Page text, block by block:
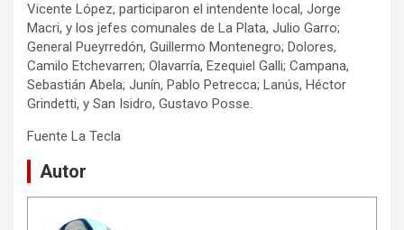
Vicente López, participaron el intendente local, Jorge
Macri, y los jefes comunales de La Plata, Julio Garro;
General Pueyrredón, Guillermo Montenegro; Dolores,
Camilo Etchevarren; Olavarría, Ezequiel Galli; Campana,
Sebastián Abela; Junín, Pablo Petrecca; Lanús, Héctor
Grindetti, y San Isidro, Gustavo Posse.
Fuente La Tecla
Autor